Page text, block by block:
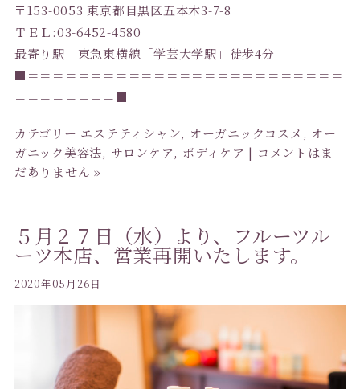
〒153-0053 東京都目黒区五本木3-7-8
ＴＥＬ:03-6452-4580
最寄り駅 東急東横線「学芸大学駅」徒歩4分
■＝＝＝＝＝＝＝＝＝＝＝＝＝＝＝＝＝＝＝＝＝＝＝＝＝
＝＝＝＝＝＝＝＝■
カテゴリー エステティシャン, オーガニックコスメ , オー
ガニック美容法, サロンケア, ボディケア | コメントはま
だありません »
５月２７日（水）より、フルーツル
ーツ本店、営業再開いたします。
2020年05月26日